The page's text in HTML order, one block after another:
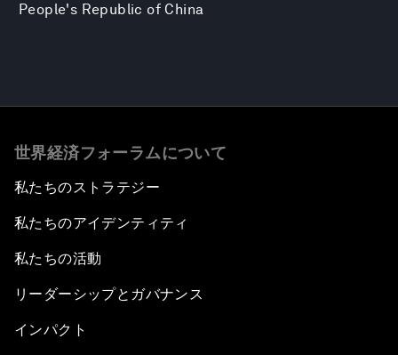
People's Republic of China
世界経済フォーラムについて
私たちのストラテジー
私たちのアイデンティティ
私たちの活動
リーダーシップとガバナンス
インパクト